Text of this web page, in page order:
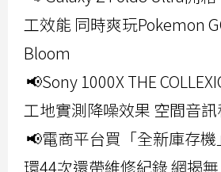
工效能 同時爽玩Pokemon
Bloom
📢Sony 1000X THE
工地實測降噪效果 空間音
📢電商平台買「全新庫存
環44次還帶維修紀錄 網揭